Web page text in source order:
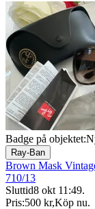
Badge på objektet:
Ray-Ban
Brown Mask
710/13
Sluttid8 okt 11:49.
Pris:500 kr,Köp nu.